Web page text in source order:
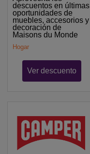
descuentos en últimas
oportunidades de
muebles, accesorios y
decoración de
Maisons du Monde
Hogar
Ver descuento